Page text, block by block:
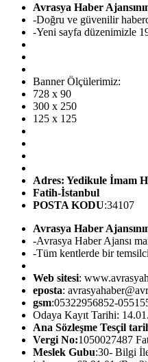
Avrasya Haber
-Doğru ve güvenilir
-Yeni sayfa düzenimizle
Banner Ölçülerimiz:
728 x 90
300 x 250
125 x 125
Adres: Yedikule İmam
Fatih-İstanbul
POSTA KODU:34107
Avrasya Haber
-Avrasya Haber Ajansı
-Tüm kentlerde bir
Web sitesi:
eposta:
gsm:05322956852-
Odaya Kayıt Tarihi:
Ana Sözleşme Tesçil
Vergi No:1050027487
Meslek Gubu:30- Bilgi